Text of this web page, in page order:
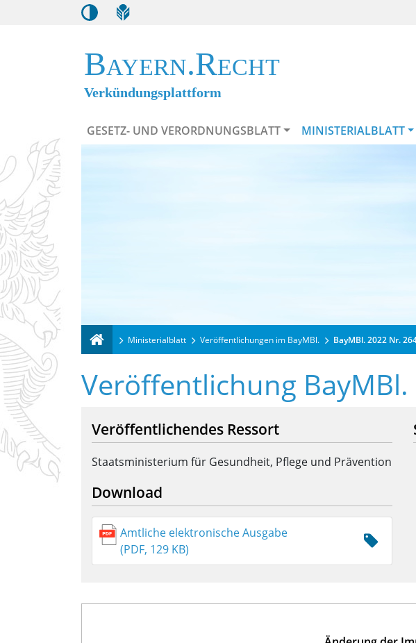
Bayern.Recht
Verkündungsplattform
GESETZ- UND VERORDNUNGSBLATT MINISTERIALBLATT
Ministerialblatt Veröffentlichungen im BayMBl. BayMBl. 2022 Nr.
Veröffentlichung
Veröffentlichendes Ressort
Staatsministerium für Gesundheit, Pflege und Prävention
Download
Amtliche elektronische Ausgabe
(PDF, 129 KB)